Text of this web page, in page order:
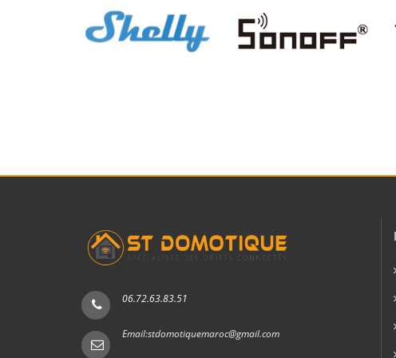
Résolution de sortie prise en
2160p, 1080p et 720p jusqu'à 60
en charge la résolution 1080p ou
06.72.63.83.51
Email:stdomotiquemaroc@gmail.com